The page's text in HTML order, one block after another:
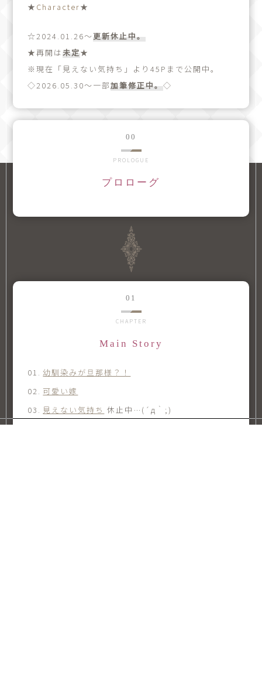
★ Character★
☆2024.01.26～更新休止中。
★再開は未定★
※現在「見えない気持ち」より45Pまで公開中。
◇2026.05.30～一部加筆修正中。◇
PROLOGUE
プロローグ
CHAPTER
Main Story
01.
幼馴染みが旦那様？！
02.
可愛い嫁
03.
見えない気持ち 休止中…(´д｀;)